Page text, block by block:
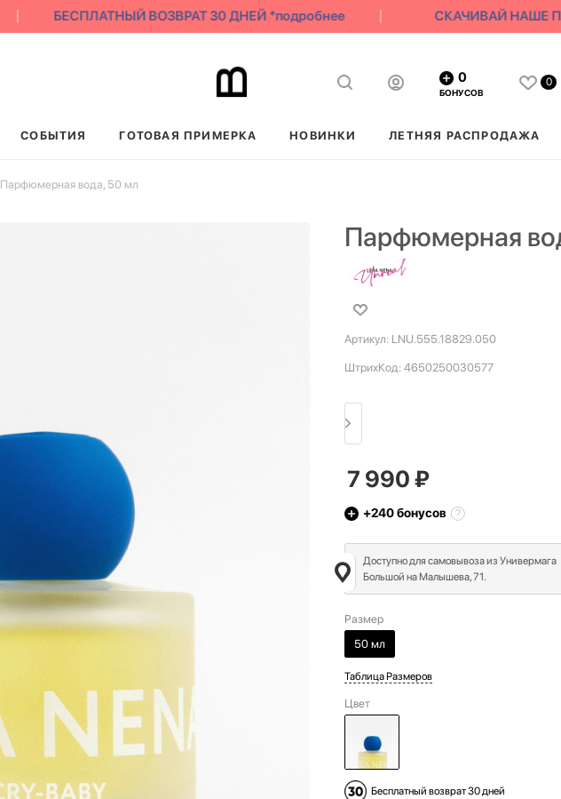
БЕСПЛАТНЫЙ ВОЗВРАТ 30 ДНЕЙ *подробнее СКАЧИВАЙ НАШЕ
0
БОНУСОВ
0
СОБЫТИЯ ГОТОВАЯ ПРИМЕРКА НОВИНКИ ЛЕТНЯЯ РАСПРОДАЖА
Парфюмерная вода, 50 мл
Парфюмерная
Артикул: LNU.555.18829.050
ШтрихКод: 4650250030577
7 990₽
+240бонусов
Доступно для самовывоза из Универмага
Большой на Малышева, 71.
Размер
50 мл
Таблица Размеров
Цвет
Бесплатный возврат 30 дней